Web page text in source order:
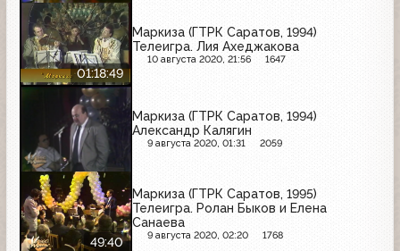
01:18:49
Маркиза (ГТРК Саратов, 1994)
Телеигра. Лия Ахеджакова
10 августа 2020, 21:56 1647
Маркиза (ГТРК Саратов, 1994)
Александр Калягин
9 августа 2020, 01:31 2059
49:40
Маркиза (ГТРК Саратов, 1995)
Телеигра. Ролан Быков и Елена
Санаева
9 августа 2020, 02:20 1768